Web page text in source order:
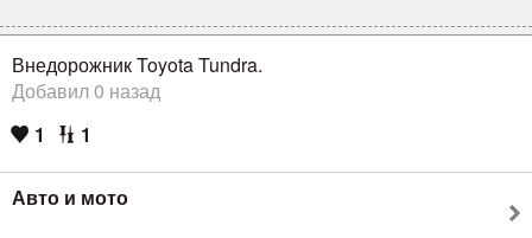
Внедорожник Toyota Tundra.
Добавил 0 назад
1
1
Авто и мото